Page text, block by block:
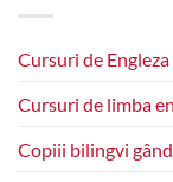
Cursuri de
Cursuri de limba
Copiii bilingvi